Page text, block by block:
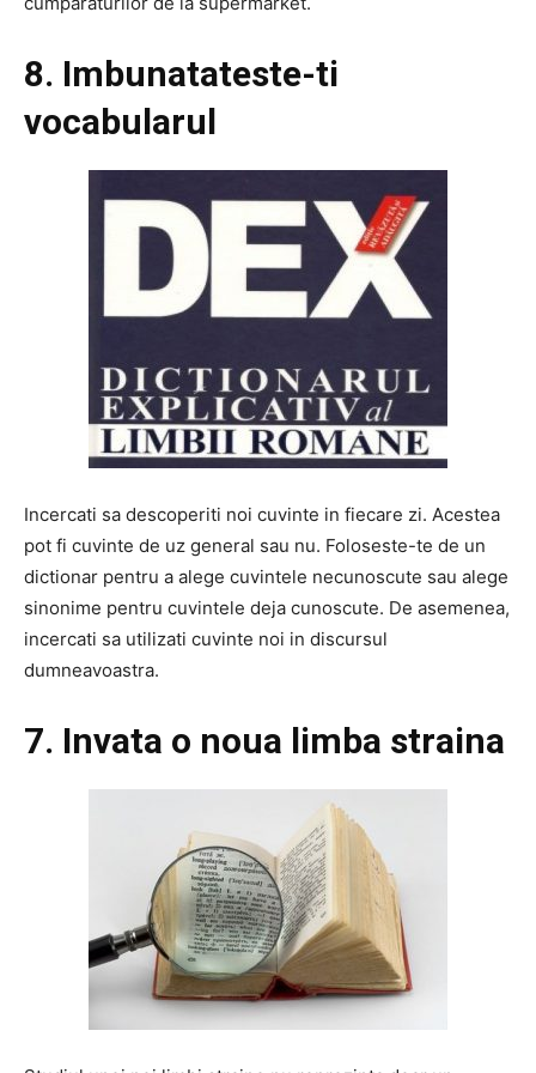
8. Imbunatateste-ti
vocabularul
Incercati sa descoperiti noi cuvinte in fiecare zi. Acestea
pot fi cuvinte de uz general sau nu. Foloseste-te de un
dictionar pentru a alege cuvintele necunoscute sau alege
sinonime pentru cuvintele deja cunoscute. De asemenea,
incercati sa utilizati cuvinte noi in discursul
dumneavoastra.
7. Invata o noua limba straina